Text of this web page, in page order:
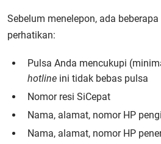
Sebelum menelepon, ada
perhatikan:
Pulsa Anda mencukupi
hotline ini tidak bebas pulsa
Nomor resi SiCepat
Nama, alamat, nomor HP
Nama, alamat, nomor HP